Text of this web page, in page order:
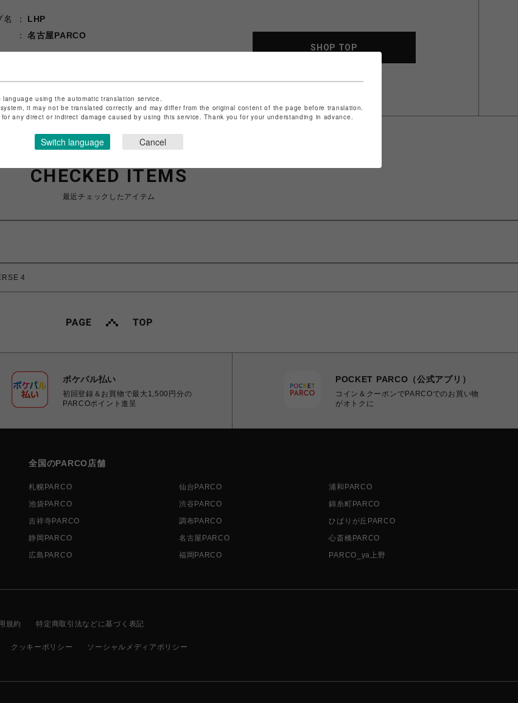
名
LHP
名古屋PARCO
問い合わせは
SHOP TOP
CHECKED ITEMS
最近チェックしたアイテム
4
ポケパル払い
初回登録＆お買物で最大1,500円分の
PARCOポイント進呈
POCKET PARCO（公式アプリ）
コイン＆クーポンでPARCOでのお買い物
がオトクに
全国のPARCO店舗
札幌PARCO 仙台PARCO
浦和PARCO
池袋PARCO
渋谷PARCO
錦糸町PARCO
吉祥寺PARCO
調布PARCO
ひばりが丘PARCO
静岡PARCO
名古屋PARCO
心斎橋PARCO
広島PARCO
福岡PARCO PARCO_ya上野
規約 特定商取引法などに基づく表記
クッキーポリシー ソーシャルメディアポリシー
using the automatic translation service.
it may not be translated correctly and may differ from the original content of the page before translation.
any direct or indirect damage caused by using this service. Thank you for your understanding in advance.
Switch language Cancel